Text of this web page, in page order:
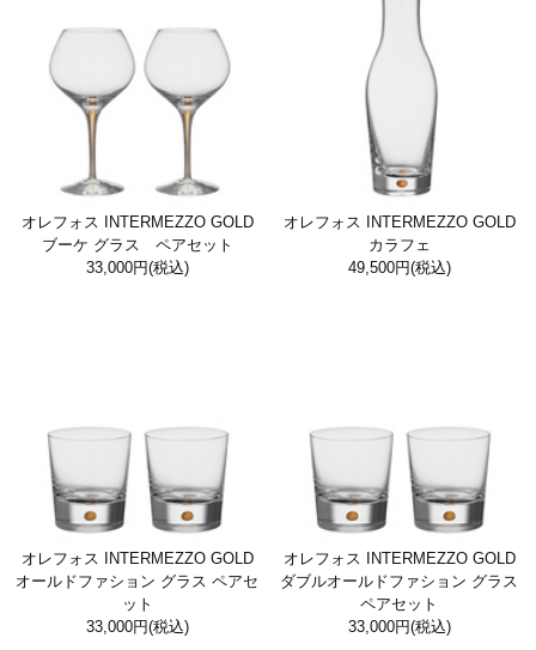
オレフォス INTERMEZZO GOLD
ブーケ グラス ペアセット
33,000円(税込)
オレフォス INTERMEZZO GOLD
カラフェ
49,500円(税込)
オレフォス INTERMEZZO GOLD
オールドファション グラス ペアセ
ット
33,000円(税込)
オレフォス INTERMEZZO GOLD
ダブルオールドファション グラス
ペアセット
33,000円(税込)